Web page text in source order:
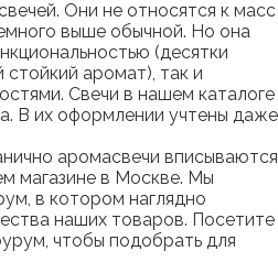
Они не относятся к масс
выше обычной. Но она
(десятки
стойкий аромат), так и
Свечи в нашем каталоге
В их оформлении учтены даже
аромасвечи вписываются
магазине в Москве. Мы
в котором наглядно
наших товаров. Посетите
чтобы подобрать для